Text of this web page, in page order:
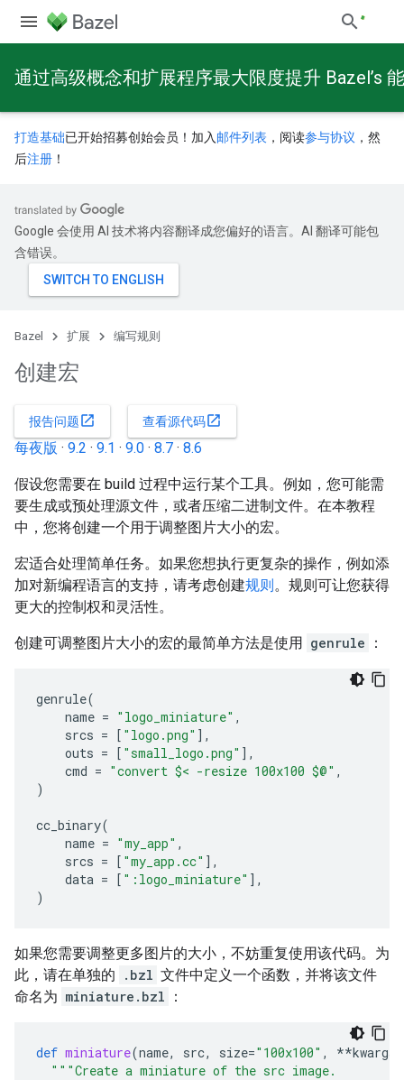
通过高级概念和扩展程序最大限度提升 Bazel’s
打造基础已开始招募创始会员！加入 邮件列表 ，阅读参与协议 ，然
后注册 ！
Google 会使用 AI 技术将内容翻译成您偏好的语言。AI 翻译可能包
含错误。
Bazel 扩展 编写规则
创建宏
报告问题open_in_new 查看源代码open_in_new
每夜版 · 9.2 · 9.1 · 9.0 · 8.7 · 8.6
假设您需要在 build 过程中运行某个工具。例如，您可能需
要生成或预处理源文件，或者压缩二进制文件。在本教程
中，您将创建一个用于调整图片大小的宏。
宏适合处理简单任务。如果您想执行更复杂的操作，例如添
加对新编程语言的支持，请考虑创建规则。规则可让您获得
更大的控制权和灵活性。
创建可调整图片大小的宏的最简单方法是使用 genrule ：
genrule(
name = "logo_miniature" ,
srcs = [ "logo.png" ],
outs = [ "small_logo.png" ],
cmd = "convert $< -resize 100x100 $@" ,
)
cc_binary(
name = "my_app" ,
srcs = [ "my_app.cc" ],
data = [ ":logo_miniature" ],
)
如果您需要调整更多图片的大小，不妨重复使用该代码。为
此，请在单独的
.bzl 文件中定义一个函数，并将该文件
命名为 miniature.bzl ：
def miniature(name, src, size="100x100" , **kwargs
"""Create a miniature of the src image.